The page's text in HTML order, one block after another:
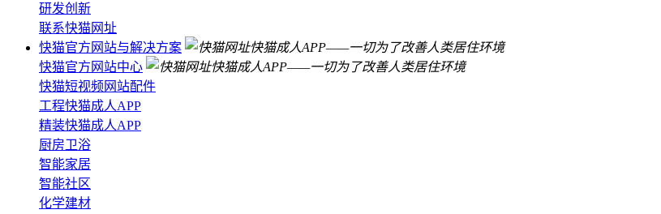
研发创新
联系快猫网址
快猫官方网站与解决方案
快猫官方网站中心
快猫短视频网站配件
工程快猫成人APP
精装快猫成人APP
厨房卫浴
智能家居
智能社区
化学建材